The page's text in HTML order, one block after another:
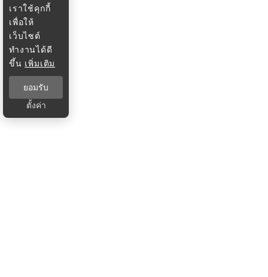
เราใช้คุกกี้
เพื่อให้
เว็บไซต์
ทำงานได้ดี
ขึ้น เพิ่มเติม
ยอมรับ
ตั้งค่า